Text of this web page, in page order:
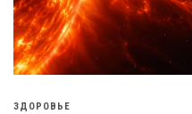
ЗДОРОВЬЕ